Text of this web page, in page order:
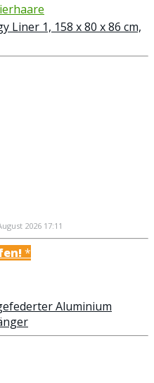
Liner 1, 158 x 80 x 86 cm,
2026 17:11
*
Aluminium